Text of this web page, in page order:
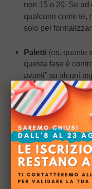
non 15 o 20. Se
qualcuno come te,
solo per
Paletti (es. quante
questa fase è
avanti” su alcuni
Spesso i candidati
per loro sono
Iniziare a indagare
trasferta, se la
ufficio autonomo o
oltretutto!), se è
un comportamento
preliminare.
Se un candidato